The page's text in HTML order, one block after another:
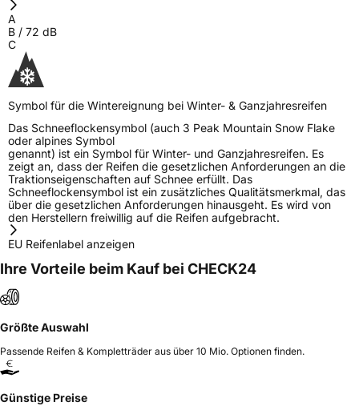
A
B / 72 dB
C
Symbol für die Wintereignung bei Winter- & Ganzjahresreifen
Das Schneeflockensymbol (auch 3 Peak Mountain Snow Flake
oder alpines Symbol
genannt) ist ein Symbol für Winter- und Ganzjahresreifen. Es
zeigt an, dass der Reifen die gesetzlichen Anforderungen an die
Traktionseigenschaften auf Schnee erfüllt. Das
Schneeflockensymbol ist ein zusätzliches Qualitätsmerkmal, das
über die gesetzlichen Anforderungen hinausgeht. Es wird von
den Herstellern freiwillig auf die Reifen aufgebracht.
EU Reifenlabel anzeigen
Ihre Vorteile beim Kauf bei CHECK24
Größte Auswahl
Passende Reifen & Kompletträder aus über 10 Mio. Optionen finden.
Günstige Preise